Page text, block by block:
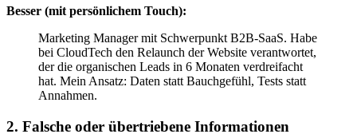
Besser (mit persönlichem Touch):
Marketing Manager mit Schwerpunkt B2B-SaaS. Habe
bei CloudTech den Relaunch der Website verantwortet,
der die organischen Leads in 6 Monaten verdreifacht
hat. Mein Ansatz: Daten statt Bauchgefühl, Tests statt
Annahmen.
2. Falsche oder übertriebene Informationen